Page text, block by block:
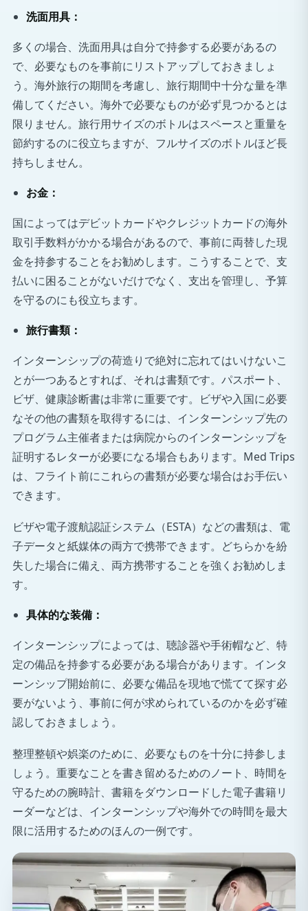
洗面用具：
多くの場合、洗面用具は自分で持参する必要があるの
で、必要なものを事前にリストアップしておきましょ
う。海外旅行の期間を考慮し、旅行期間中十分な量を準
備してください。海外で必要なものが必ず見つかるとは
限りません。旅行用サイズのボトルはスペースと重量を
節約するのに役立ちますが、フルサイズのボトルほど長
持ちしません。
お金：
国によってはデビットカードやクレジットカードの海外
取引手数料がかかる場合があるので、事前に両替した現
金を持参することをお勧めします。こうすることで、支
払いに困ることがないだけでなく、支出を管理し、予算
を守るのにも役立ちます。
旅行書類：
インターンシップの荷造りで絶対に忘れてはいけないこ
とが一つあるとすれば、それは書類です。パスポート、
ビザ、健康診断書は非常に重要です。ビザや入国に必要
なその他の書類を取得するには、インターンシップ先の
プログラム主催者または病院からのインターンシップを
証明するレターが必要になる場合もあります。Med Trips
は、フライト前にこれらの書類が必要な場合はお手伝い
できます。
ビザや電子渡航認証システム（ESTA）などの書類は、電
子データと紙媒体の両方で携帯できます。どちらかを紛
失した場合に備え、両方携帯することを強くお勧めしま
す。
具体的な装備：
インターンシップによっては、聴診器や手術帽など、特
定の備品を持参する必要がある場合があります。インタ
ーンシップ開始前に、必要な備品を現地で慌てて探す必
要がないよう、事前に何が求められているのかを必ず確
認しておきましょう。
整理整頓や娯楽のために、必要なものを十分に持参しま
しょう。重要なことを書き留めるためのノート、時間を
守るための腕時計、書籍をダウンロードした電子書籍リ
ーダーなどは、インターンシップや海外での時間を最大
限に活用するためのほんの一例です。